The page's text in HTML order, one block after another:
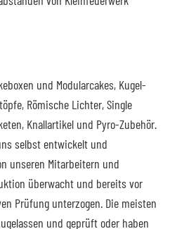
und Modularcakes, Kugel-
Römische Lichter, Single
Knallartikel und Pyro-Zubehör.
selbst entwickelt und
unseren Mitarbeitern und
überwacht und bereits vor
Prüfung unterzogen. Die meisten
und geprüft oder haben